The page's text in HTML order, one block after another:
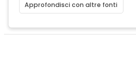
Approfondisci con altre fonti